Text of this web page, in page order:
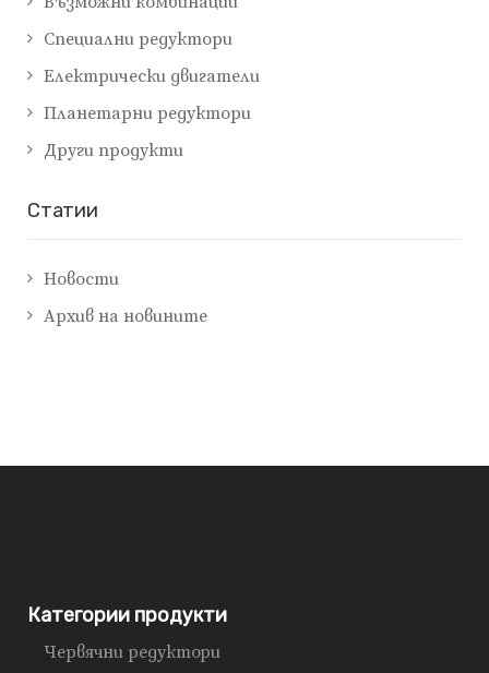
Специални редуктори
Електрически двигатели
Планетарни редуктори
Други продукти
Cтатии
Новости
Архив на новините
Категории продукти
Червячни редуктори